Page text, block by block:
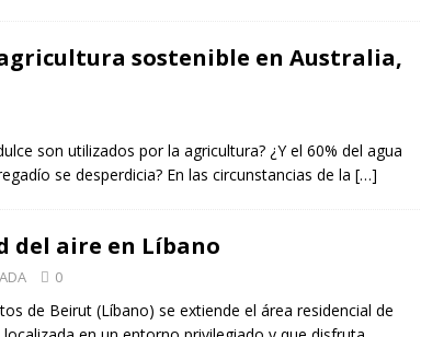
sostenible en Australia,
son utilizados por la agricultura? ¿Y el 60% del agua
se desperdicia? En las circunstancias de la […]
del aire en Líbano
0
de Beirut (Líbano) se extiende el área residencial de